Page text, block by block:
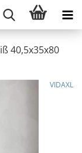
40,5x35x80
VIDAXL